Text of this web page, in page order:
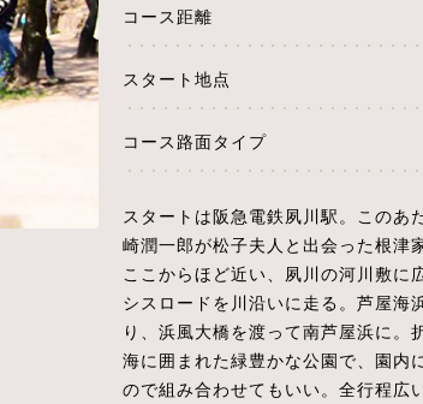
コース距離
スタート地点
コース路面タイプ
スタートは阪急電鉄夙川駅。このあ
崎潤一郎が松子夫人と出会った根津
ここからほど近い、夙川の河川敷に
シスロードを川沿いに走る。芦屋海
り、浜風大橋を渡って南芦屋浜に。
海に囲まれた緑豊かな公園で、園内
ので組み合わせてもいい。全行程広